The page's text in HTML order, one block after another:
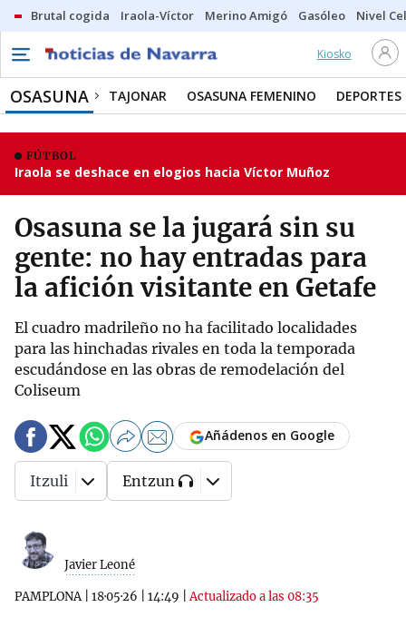
Brutal cogida Iraola-Víctor Merino Amigó Gasóleo Nivel
Kiosko
OSASUNA TAJONAR OSASUNA FEMENINO DEPORTES
FÚTBOL
Iraola se deshace en elogios hacia Víctor Muñoz
Osasuna se la jugará sin su
gente: no hay entradas para
la afición visitante en Getafe
El cuadro madrileño no ha facilitado localidades
para las hinchadas rivales en toda la temporada
escudándose en las obras de remodelación del
Coliseum
Javier Leoné
PAMPLONA| 18·05·26 14:49 |Actualizado a las 08:35
Añádenos en Google
Itzuli Entzun